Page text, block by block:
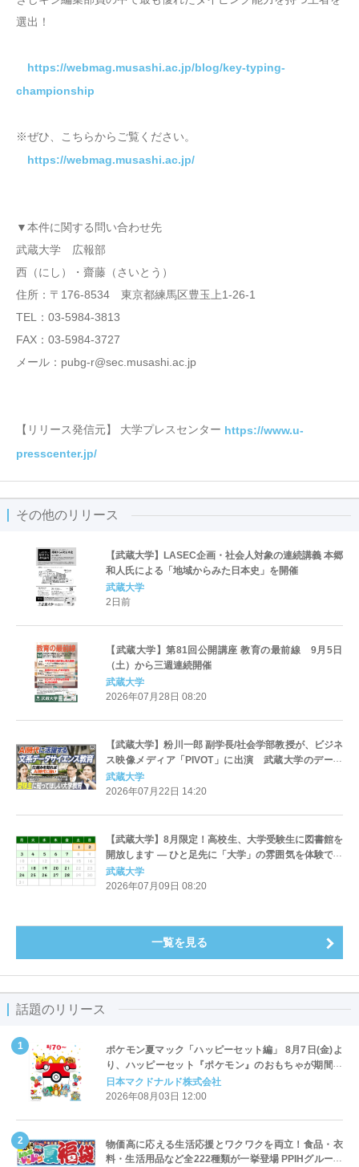
選出！
https://webmag.musashi.ac.jp/blog/key-typing-
championship
※ぜひ、こちらからご覧ください。
https://webmag.musashi.ac.jp/
▼本件に関する問い合わせ先
武蔵大学 広報部
西（にし）・齋藤（さいとう）
住所：〒176-8534 東京都練馬区豊玉上1-26-1
TEL：03-5984-3813
FAX：03-5984-3727
メール：pubg-r@sec.musashi.ac.jp
【リリース発信元】 大学プレスセンター https://www.u-
presscenter.jp/
その他のリリース
【武蔵大学】LASEC企画・社会人対象の連続講義 本郷
和人氏による「地域からみた日本史」を開催
武蔵大学
2日前
【武蔵大学】第81回公開講座 教育の最前線 9月5日
（土）から三週連続開催
武蔵大学
2026年07月28日 08:20
【武蔵大学】粉川一郎 副学長/社会学部教授が、ビジネ
ス映像メディア「PIVOT」に出演 武蔵大学のデータ
サイエンス教育について紹介しています
武蔵大学
2026年07月22日 14:20
【武蔵大学】8月限定！高校生、大学受験生に図書館を
開放します — ひと足先に「大学」の雰囲気を体験でき
るチャンス —
武蔵大学
2026年07月09日 08:20
一覧を見る
話題のリリース
ポケモン夏マック「ハッピーセット編」 8月7日(金)よ
り、ハッピーセット『ポケモン』のおもちゃが期間限
定登場
日本マクドナルド株式会社
2026年08月03日 12:00
物価高に応える生活応援とワクワクを両立！食品・衣
料・生活用品など全222種類が一挙登場 PPIHグループ